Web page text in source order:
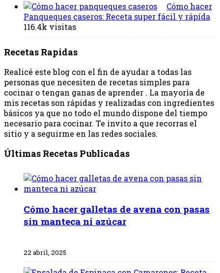
Cómo hacer
Panqueques caseros: Receta super fácil y rápída
116.4k visitas
Recetas Rapidas
Realicé este blog con el fin de ayudar a todas las
personas que necesiten de recetas simples para
cocinar o tengan ganas de aprender . La mayoría de
mis recetas son rápidas y realizadas con ingredientes
básicos ya que no todo el mundo dispone del tiempo
necesario para cocinar. Te invito a que recorras el
sitio y a seguirme en las redes sociales.
Últimas Recetas Publicadas
Cómo hacer galletas de avena con pasas
sin manteca ni azúcar
22 abril, 2025